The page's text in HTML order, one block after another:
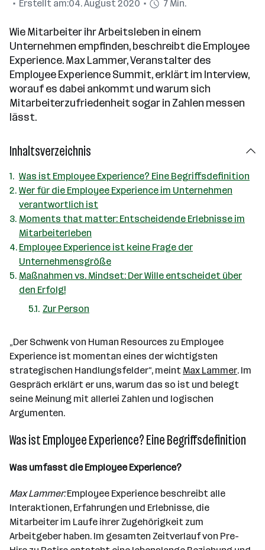
Inhaltsverzeichnis
Was ist Employee Experience? Eine Begriffsdefinition
Wer für die Employee Experience im Unternehmen
verantwortlich ist
Moments that matter: Entscheidende Erlebnisse im
Mitarbeiterleben
Employee Experience ist keine Frage der
Unternehmensgröße
Maßnahmen vs. Mindset: Der Wille entscheidet über
den Erfolg!
Zur Person
Erstellt am:04. August 2020 7 Min.
Wie Mitarbeiter ihr Arbeitsleben in einem
Unternehmen empfinden, beschreibt die Employee
Experience. Max Lammer, Veranstalter des
Employee Experience Summit, erklärt im Interview,
worauf es dabei ankommt und warum sich
Mitarbeiterzufriedenheit sogar in Zahlen messen
lässt.
„Der Schwenk von Human Resources zu Employee
Experience ist momentan eines der wichtigsten
strategischen Handlungsfelder“, meint Max Lammer. Im
Gespräch erklärt er uns, warum das so ist und belegt
seine Meinung mit allerlei Zahlen und logischen
Argumenten.
Was ist Employee Experience? Eine Begriffsdefinition
Was umfasst die Employee Experience?
Max Lammer:Employee Experience beschreibt alle
Interaktionen, Erfahrungen und Erlebnisse, die
Mitarbeiter im Laufe ihrer Zugehörigkeit zum
Arbeitgeber haben. Im gesamten Zeitverlauf von Pre-